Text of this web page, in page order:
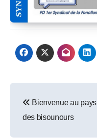
navigation
Bienvenue au pays
des bisounours